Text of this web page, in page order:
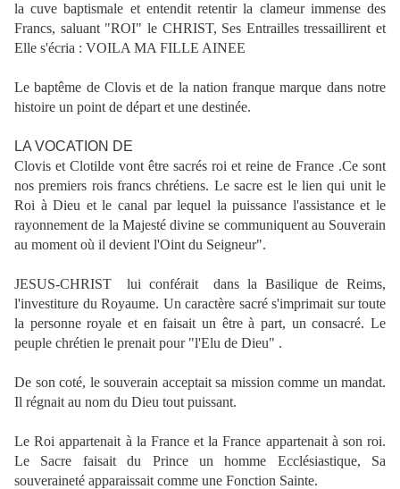
la cuve baptismale et entendit retentir la clameur immense des
Francs, saluant "ROI" le CHRIST, Ses Entrailles tressaillirent et
Elle s'écria : VOILA MA FILLE AINEE
Le baptême de Clovis et de la nation franque marque dans notre
histoire un point de départ et une destinée.
LA VOCATION DE
Clovis et Clotilde vont être sacrés roi et reine de France .Ce sont
nos premiers rois francs chrétiens. Le sacre est le lien qui unit le
Roi à Dieu et le canal par lequel la puissance l'assistance et le
rayonnement de la Majesté divine se communiquent au Souverain
au moment où il devient l'Oint du Seigneur".
JESUS-CHRIST lui conférait
dans la Basilique de Reims,
l'investiture du Royaume. Un caractère sacré s'imprimait sur toute
la personne royale et en faisait un être à part, un consacré. Le
peuple chrétien le prenait pour "l'Elu de Dieu" .
De son coté, le souverain acceptait sa mission comme un mandat.
Il régnait au nom du Dieu tout puissant.
Le Roi appartenait à la France et la France appartenait à son roi.
Le Sacre faisait du Prince un homme Ecclésiastique, Sa
souveraineté apparaissait comme une Fonction Sainte.